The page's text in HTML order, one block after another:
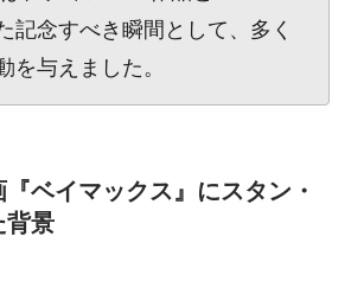
記念すべき瞬間として、多く
を与えました。
ベイマックス』にスタン・
背景